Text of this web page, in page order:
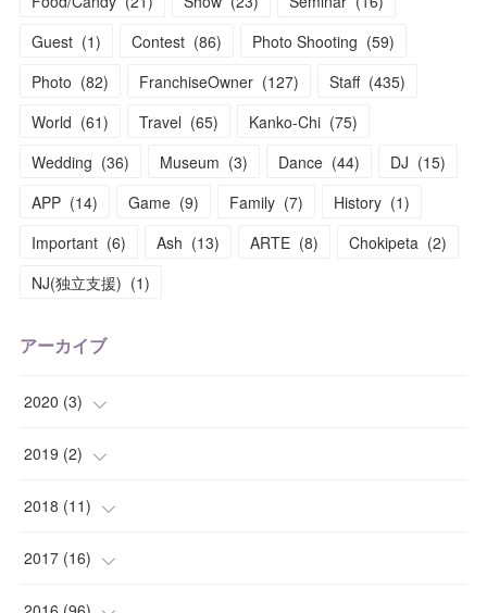
Guest (1) Contest (86) Photo Shooting (59)
Photo (82) FranchiseOwner (127) Staff (435)
World (61) Travel (65) Kanko-Chi (75)
Wedding (36) Museum (3) Dance (44) DJ (15)
APP (14) Game (9) Family (7) History (1)
Important (6) Ash (13) ARTE (8) Chokipeta (2)
NJ(独立支援) (1)
アーカイブ
2020 (3)
(1
( 1)
(1)
2019 (2)
( 1)
(1)
2018 (11)
(2)
(1)
2017 (16)